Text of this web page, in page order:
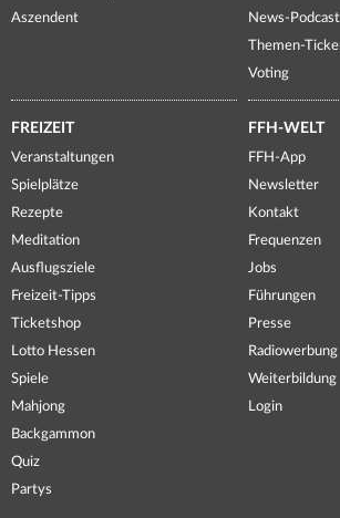
Aszendent
News-Podcast
Themen-
Voting
FREIZEIT
Veranstaltungen
Spielplätze
Rezepte
Meditation
Ausflugsziele
Freizeit-Tipps
Ticketshop
Lotto Hessen
Spiele
Mahjong
Backgammon
Quiz
Partys
FFH-WELT
FFH-App
Newsletter
Kontakt
Frequenzen
Jobs
Führungen
Presse
Radiowerbung
Weiterbildung
Login